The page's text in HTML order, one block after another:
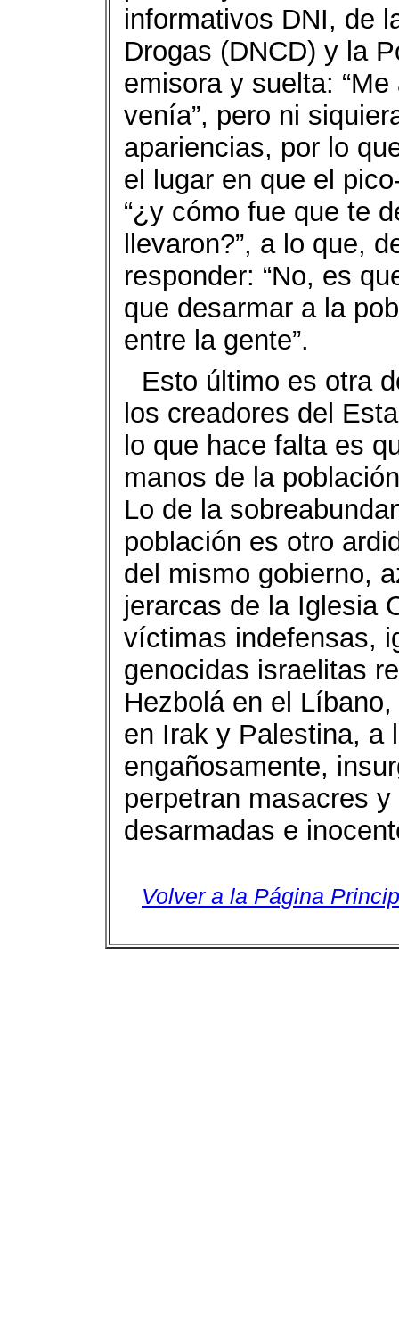
informativos DNI, de
Drogas (DNCD) y la
emisora y suelta:
venía”, pero ni
apariencias, por lo
el lugar en que el
“¿y cómo fue que te
llevaron?”, a lo que,
responder: “No, es
que desarmar a la
entre la gente”.
Esto último es otra
los creadores del
lo que hace falta es
manos de la
Lo de la
población es otro
del mismo gobierno,
jerarcas de la Iglesia
víctimas indefensas,
genocidas israelitas
Hezbolá en el
en Irak y Palestina, a
engañosamente,
perpetran masacres
desarmadas e
Volver a la Página